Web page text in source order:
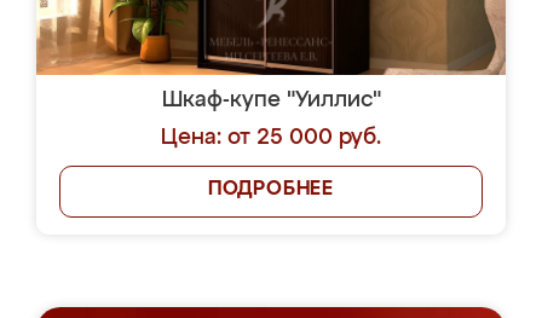
Шкаф-купе "Уиллис"
Цена: от 25 000 руб.
ПОДРОБНЕЕ